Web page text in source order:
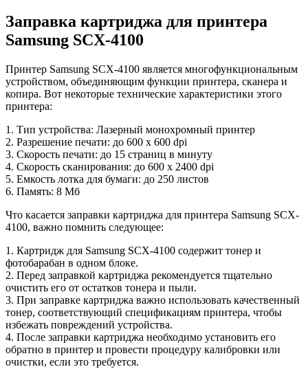
Заправка картриджа для принтера
Samsung SCX-4100
Принтер Samsung SCX-4100 является многофункциональным
устройством, объединяющим функции принтера, сканера и
копира. Вот некоторые технические характеристики этого
принтера:
1. Тип устройства: Лазерный монохромный принтер
2. Разрешение печати: до 600 x 600 dpi
3. Скорость печати: до 15 страниц в минуту
4. Скорость сканирования: до 600 x 2400 dpi
5. Емкость лотка для бумаги: до 250 листов
6. Память: 8 Мб
Что касается заправки картриджа для принтера Samsung SCX-
4100, важно помнить следующее:
1. Картридж для Samsung SCX-4100 содержит тонер и
фотобарабан в одном блоке.
2. Перед заправкой картриджа рекомендуется тщательно
очистить его от остатков тонера и пыли.
3. При заправке картриджа важно использовать качественный
тонер, соответствующий спецификациям принтера, чтобы
избежать повреждений устройства.
4. После заправки картриджа необходимо установить его
обратно в принтер и провести процедуру калибровки или
очистки, если это требуется.